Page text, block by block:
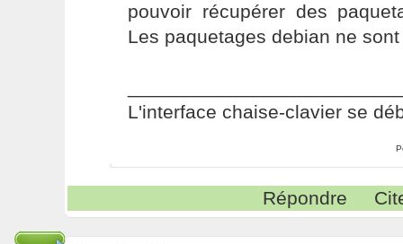
pouvoir récupérer des
Les paquetages debian ne
L'interface chaise-clavier se
Répondre